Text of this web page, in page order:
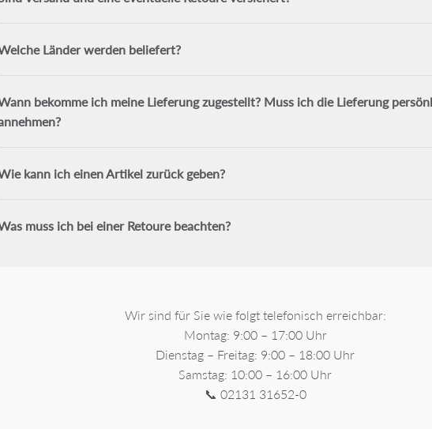
Länder werden beliefert?
bekomme ich meine Lieferung zugestellt? Muss ich die Lieferung
kann ich einen Artikel zurück geben?
muss ich bei einer Retoure beachten?
Wir sind für Sie wie folgt telefonisch erreichbar:
Montag: 9:00 – 17:00 Uhr
Dienstag – Freitag: 9:00 – 18:00 Uhr
Samstag: 10:00 – 16:00 Uhr
📞 02131 31652-0